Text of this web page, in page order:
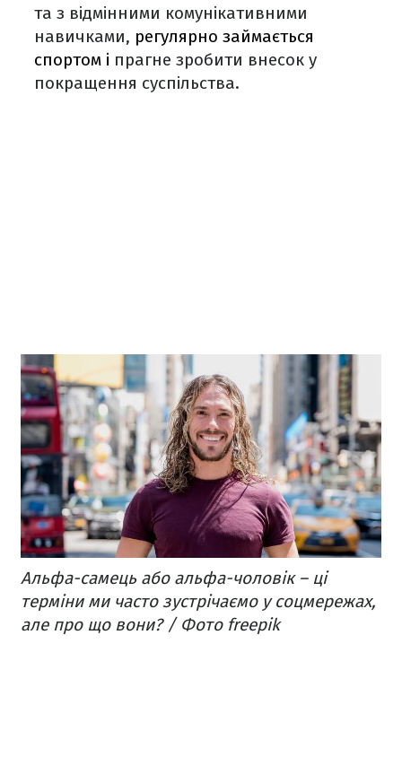
та з відмінними комунікативними
навичками, регулярно займається
спортом і прагне зробити внесок у
покращення суспільства.
Альфа-самець або альфа-чоловік – ці
терміни ми часто зустрічаємо у соцмережах,
але про що вони? / Фото freepik